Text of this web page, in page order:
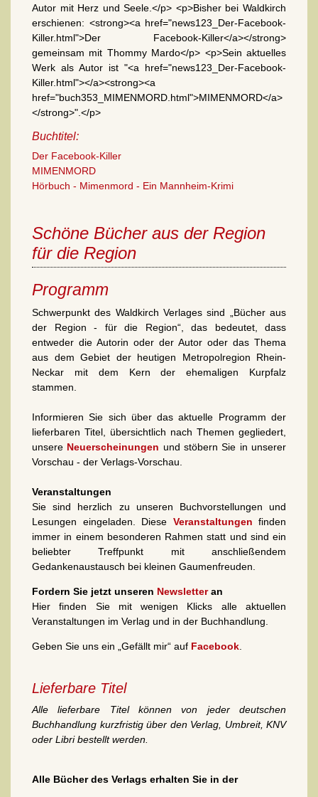
Autor mit Herz und Seele.</p> <p>Bisher bei Waldkirch
erschienen: <strong><a href="news123_Der-Facebook-
Killer.html">Der Facebook-Killer</a></strong>
gemeinsam mit Thommy Mardo</p> <p>Sein aktuelles
Werk als Autor ist "<a href="news123_Der-Facebook-
Killer.html"></a><strong><a
href="buch353_MIMENMORD.html">MIMENMORD</a>
</strong>".</p>
Buchtitel:
Der Facebook-Killer
MIMENMORD
Hörbuch - Mimenmord - Ein Mannheim-Krimi
Schöne Bücher aus der Region
für die Region
Programm
Schwerpunkt des Waldkirch Verlages sind „Bücher aus
der Region - für die Region“, das bedeutet, dass
entweder die Autorin oder der Autor oder das Thema
aus dem Gebiet der heutigen Metropolregion Rhein-
Neckar mit dem Kern der ehemaligen Kurpfalz
stammen.
Informieren Sie sich über das aktuelle Programm der
lieferbaren Titel, übersichtlich nach Themen gegliedert,
unsere Neuerscheinungen und stöbern Sie in unserer
Vorschau - der Verlags-Vorschau.
Veranstaltungen
Sie sind herzlich zu unseren Buchvorstellungen und
Lesungen eingeladen. Diese Veranstaltungen finden
immer in einem besonderen Rahmen statt und sind ein
beliebter Treffpunkt mit anschließendem
Gedankenaustausch bei kleinen Gaumenfreuden.
Fordern Sie jetzt unseren Newsletteran
Hier finden Sie mit wenigen Klicks alle aktuellen
Veranstaltungen im Verlag und in der Buchhandlung.
Geben Sie uns ein „Gefällt mir“ auf Facebook.
Lieferbare Titel
Alle lieferbare Titel können von jeder deutschen
Buchhandlung kurzfristig über den Verlag, Umbreit, KNV
oder Libri bestellt werden.
Alle Bücher des Verlags erhalten Sie in der